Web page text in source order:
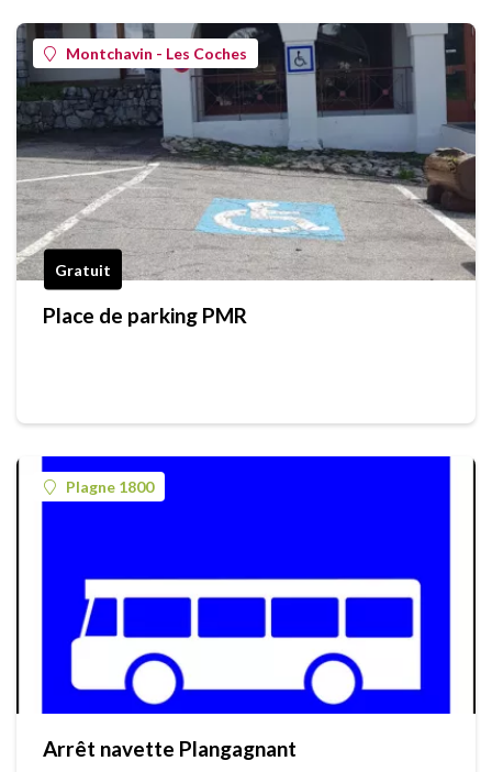
Montchavin - Les Coches
Gratuit
Place de parking PMR
Plagne 1800
Arrêt navette Plangagnant